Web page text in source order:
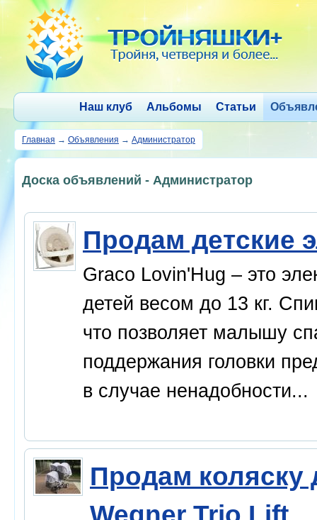
Наш клуб Альбомы Статьи
Главная → Объявления → Администратор
Доска объявлений - Администратор
Продам детские
Graco Lovin'Hug – это
детей весом до 13 кг.
что позволяет малышу
поддержания головки
в случае ненадобности...
Продам коляску